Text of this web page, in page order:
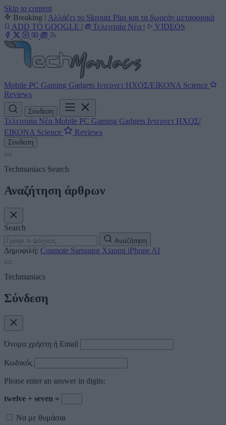
Skip to content
Breaking | Αλλάζει το Skroutz Plus και τα δωρεάν μεταφορικά
ADD TO GOOGLE | Τελευταία Νέα | VIDEOS
Mobile PC Gaming Gadgets Ιντερνετ ΗΧΟΣ/ΕΙΚΟΝΑ Science
Reviews
Σύνδεση
Τελευταία Νέα Mobile PC Gaming Gadgets Ιντερνετ ΗΧΟΣ/
ΕΙΚΟΝΑ Science Reviews
Σύνδεση
Techmaniacs Search
Αναζήτηση άρθρων
Search
Αναζήτηση
Δημοφιλή: Cosmote Samsung Xiaomi iPhone AI
Techmaniacs
Σύνδεση
Όνομα χρήστη ή Email
Κωδικός
Please enter an answer in digits:
twelve + seven =
Να με θυμάσαι